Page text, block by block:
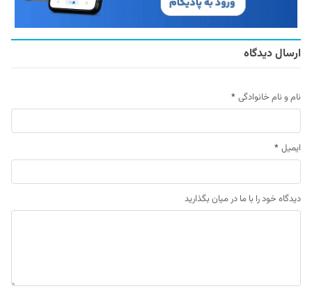
ارسال دیدگاه
نام و نام خانوادگی *
ایمیل *
دیدگاه خود را با ما در میان بگذارید